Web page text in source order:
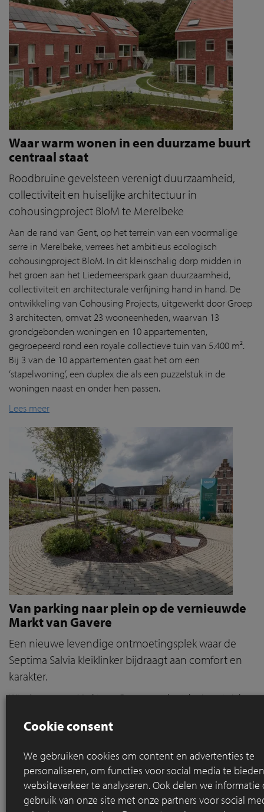
Waar warm wonen in een duurzame buurt
centraal staat
Roodbruine gevelsteen verenigt duurzaamheid,
collectiviteit en huiselijke architectuur in
cohousingproject BloM te Merelbeke
Aan de rand van Gent, op het terrein van een voormalige
serre in Merelbeke, verrees het ambitieus ecologisch
cohousingproject BloM. In dit kleinschalig dorp midden in
het groen aan het Liedemeerspark gaan duurzaamheid,
collectiviteit en architecturale verfijning hand in hand. De
ontwikkeling van Cohousing Projects, uitgewerkt door Groep
3 architecten, omvat 23 wooneenheden, waarvan 13
grondgebonden woningen en 10 appartementen,
gegroepeerd rond een royale collectieve tuin van 5.400 m².
Bij 3 van de 10 appartementen gaat het om een
‘stapelwoning’, een duplex die als een puzzelstuk in de
woningen naast en onder hen passen.
Lees meer
Van parking naar plein op de vernieuwde
Markt van Gavere
Een nieuwe levendige ontmoetingsplek waar de
Septima Salvia kleiklinker bijdraagt aan comfort en
karakter.
Wie de vroegere Markt van Gavere nog kent, herinnert zich
deed als parking. De ruimte was gefragmenteerd, de
nauwelijks plaats. Vandaag oogt de Markt helemaal anders:
een levendige, groene ontmoetingsplek waar verblijven,
ontmoeten en bewegen centraal staan.
Lees meer
Cookie consent
We gebruiken cookies om content en advertenties te
personaliseren, om functies voor social media te
websiteverkeer te analyseren. Ook delen we informatie
gebruik van onze site met onze partners voor social